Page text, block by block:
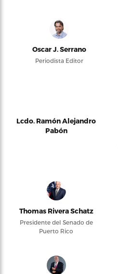
Oscar J. Serrano
Periodista Editor
Lcdo. Ramón Alejandro
Pabón
Thomas Rivera Schatz
Presidente del Senado de
Puerto Rico